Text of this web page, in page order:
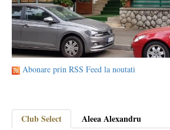
Abonare prin RSS Feed la noutati
Club Select
Aleea Alexandru